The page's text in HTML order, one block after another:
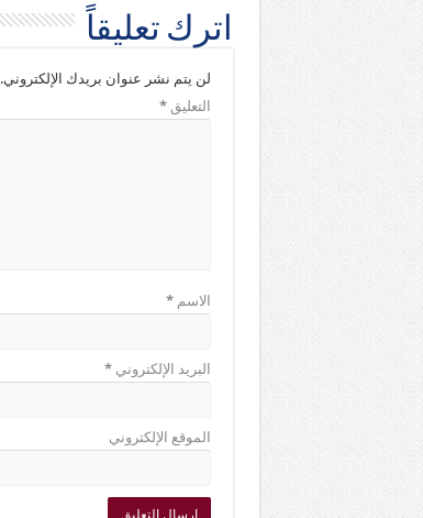
اترك تعليقاً
لن يتم نشر عنوان بريدك الإلكتروني.
التعليق*
الاسم*
البريد الإلكتروني*
الموقع الإلكتروني